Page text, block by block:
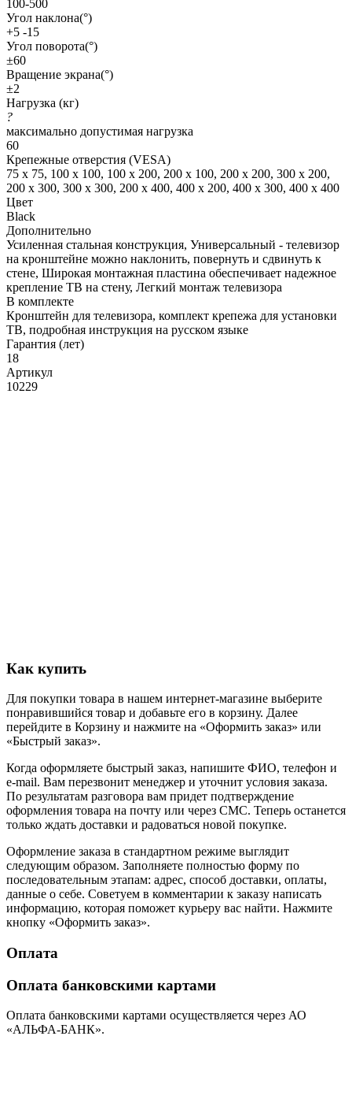
100-500
Угол наклона(°)
+5 -15
Угол поворота(°)
±60
Вращение экрана(°)
±2
Нагрузка (кг)
?
максимально допустимая нагрузка
60
Крепежные отверстия (VESA)
75 x 75, 100 x 100, 100 x 200, 200 x 100, 200 x 200, 300 x 200,
200 x 300, 300 x 300, 200 x 400, 400 x 200, 400 x 300, 400 x 400
Цвет
Black
Дополнительно
Усиленная стальная конструкция, Универсальный - телевизор
на кронштейне можно наклонить, повернуть и сдвинуть к
стене, Широкая монтажная пластина обеспечивает надежное
крепление ТВ на стену, Легкий монтаж телевизора
В комплекте
Кронштейн для телевизора, комплект крепежа для установки
ТВ, подробная инструкция на русском языке
Гарантия (лет)
18
Артикул
10229
Как купить
Для покупки товара в нашем интернет-магазине выберите
понравившийся товар и добавьте его в корзину. Далее
перейдите в Корзину и нажмите на «Оформить заказ» или
«Быстрый заказ».
Когда оформляете быстрый заказ, напишите ФИО, телефон и
e-mail. Вам перезвонит менеджер и уточнит условия заказа.
По результатам разговора вам придет подтверждение
оформления товара на почту или через СМС. Теперь останется
только ждать доставки и радоваться новой покупке.
Оформление заказа в стандартном режиме выглядит
следующим образом. Заполняете полностью форму по
последовательным этапам: адрес, способ доставки, оплаты,
данные о себе. Советуем в комментарии к заказу написать
информацию, которая поможет курьеру вас найти. Нажмите
кнопку «Оформить заказ».
Оплата
Оплата банковскими картами
Оплата банковскими картами осуществляется через АО
«АЛЬФА-БАНК».